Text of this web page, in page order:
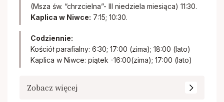
(Msza św. “chrzcielna”- III niedziela miesiąca) 11:30.
Kaplica w Niwce: 7:15; 10:30.
Codziennie:
Kościół parafialny: 6:30; 17:00 (zima); 18:00 (lato)
Kaplica w Niwce: piątek -16:00(zima); 17:00 (lato)
Zobacz więcej